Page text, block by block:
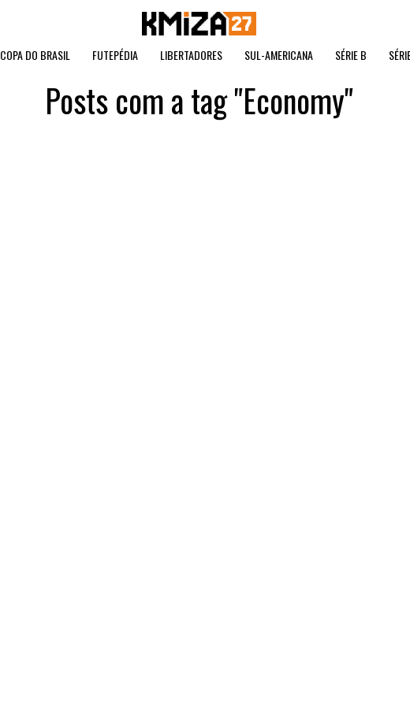
COPA DO BRASIL FUTEPÉDIA LIBERTADORES SUL-AMERICANA SÉRIE B
Posts com a tag "Economy"